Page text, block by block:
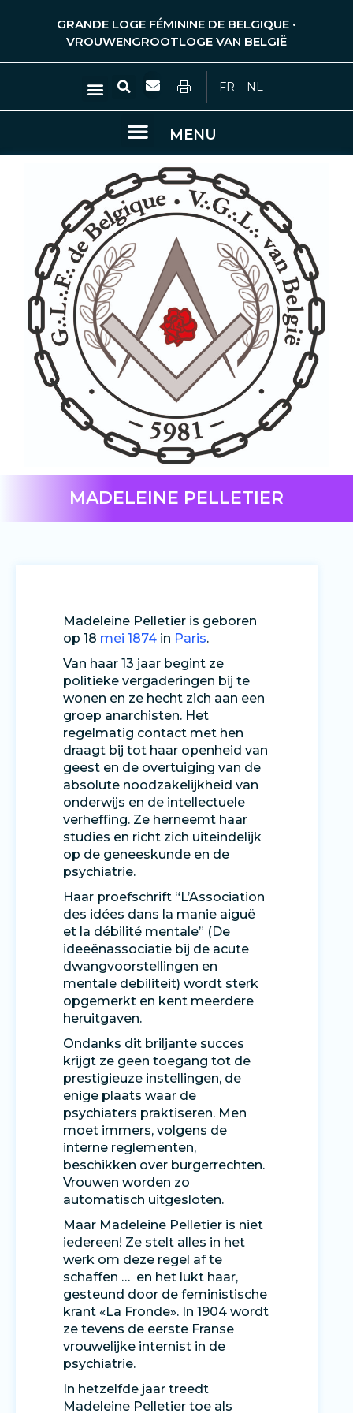
GRANDE LOGE FÉMININE DE BELGIQUE •
VROUWENGROOTLOGE VAN BELGIË
Menu
Zoeken FR NL
MenuMENU
MADELEINE PELLETIER
Madeleine Pelletier is geboren
op 18 mei 1874 in Paris.
Van haar 13 jaar begint ze
politieke vergaderingen bij te
wonen en ze hecht zich aan een
groep anarchisten. Het
regelmatig contact met hen
draagt bij tot haar openheid van
geest en de overtuiging van de
absolute noodzakelijkheid van
onderwijs en de intellectuele
verheffing. Ze herneemt haar
studies en richt zich uiteindelijk
op de geneeskunde en de
psychiatrie.
Haar proefschrift “L’Association
des idées dans la manie aiguë
et la débilité mentale” (De
ideeënassociatie bij de acute
dwangvoorstellingen en
mentale debiliteit) wordt sterk
opgemerkt en kent meerdere
heruitgaven.
Ondanks dit briljante succes
krijgt ze geen toegang tot de
prestigieuze instellingen, de
enige plaats waar de
psychiaters praktiseren. Men
moet immers, volgens de
interne reglementen,
beschikken over burgerrechten.
Vrouwen worden zo
automatisch uitgesloten.
Maar Madeleine Pelletier is niet
iedereen! Ze stelt alles in het
werk om deze regel af te
schaffen … en het lukt haar,
gesteund door de feministische
krant «La Fronde». In 1904 wordt
ze tevens de eerste Franse
vrouwelijke internist in de
psychiatrie.
In hetzelfde jaar treedt
Madeleine Pelletier toe als